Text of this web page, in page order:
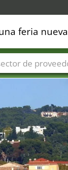
feria nueva
Sectores